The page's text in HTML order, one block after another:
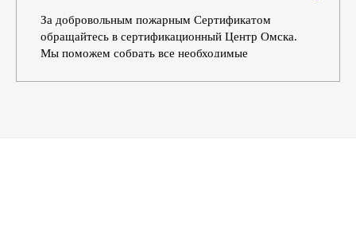
За добровольным пожарным Сертификатом
обращайтесь в сертификационный Центр Омска.
Мы поможем собрать все необходимые
выдача не затягивалась. Вы получите уже готовый